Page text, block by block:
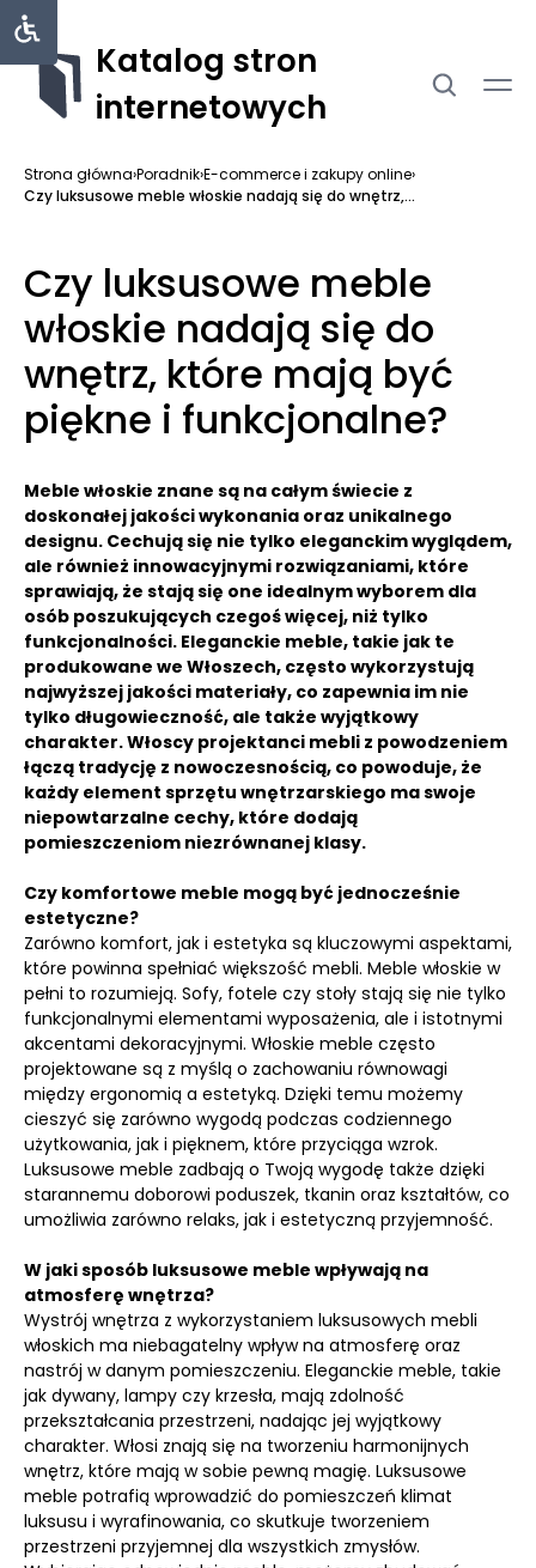
Katalog stron
internetowych
Strona główna›Poradnik›E-commerce i zakupy online›
Czy luksusowe meble włoskie nadają się do wnętrz,...
Czy luksusowe meble
włoskie nadają się do
wnętrz, które mają być
piękne i funkcjonalne?
Meble włoskie znane są na całym świecie z
doskonałej jakości wykonania oraz unikalnego
designu. Cechują się nie tylko eleganckim wyglądem,
ale również innowacyjnymi rozwiązaniami, które
sprawiają, że stają się one idealnym wyborem dla
osób poszukujących czegoś więcej, niż tylko
funkcjonalności. Eleganckie meble, takie jak te
produkowane we Włoszech, często wykorzystują
najwyższej jakości materiały, co zapewnia im nie
tylko długowieczność, ale także wyjątkowy
charakter. Włoscy projektanci mebli z powodzeniem
łączą tradycję z nowoczesnością, co powoduje, że
każdy element sprzętu wnętrzarskiego ma swoje
niepowtarzalne cechy, które dodają
pomieszczeniom niezrównanej klasy.
Czy komfortowe meble mogą być jednocześnie
estetyczne?
Zarówno komfort, jak i estetyka są kluczowymi aspektami,
które powinna spełniać większość mebli. Meble włoskie w
pełni to rozumieją. Sofy, fotele czy stoły stają się nie tylko
funkcjonalnymi elementami wyposażenia, ale i istotnymi
akcentami dekoracyjnymi. Włoskie meble często
projektowane są z myślą o zachowaniu równowagi
między ergonomią a estetyką. Dzięki temu możemy
cieszyć się zarówno wygodą podczas codziennego
użytkowania, jak i pięknem, które przyciąga wzrok.
Luksusowe meble zadbają o Twoją wygodę także dzięki
starannemu doborowi poduszek, tkanin oraz kształtów, co
umożliwia zarówno relaks, jak i estetyczną przyjemność.
W jaki sposób luksusowe meble wpływają na
atmosferę wnętrza?
Wystrój wnętrza z wykorzystaniem luksusowych mebli
włoskich ma niebagatelny wpływ na atmosferę oraz
nastrój w danym pomieszczeniu. Eleganckie meble, takie
jak dywany, lampy czy krzesła, mają zdolność
przekształcania przestrzeni, nadając jej wyjątkowy
charakter. Włosi znają się na tworzeniu harmonijnych
wnętrz, które mają w sobie pewną magię. Luksusowe
meble potrafią wprowadzić do pomieszczeń klimat
luksusu i wyrafinowania, co skutkuje tworzeniem
przestrzeni przyjemnej dla wszystkich zmysłów.